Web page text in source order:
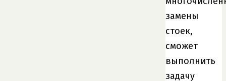
замены
стоек,
сможет
выполнить
задачу